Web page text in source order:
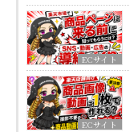
ECサイト
ECサイト